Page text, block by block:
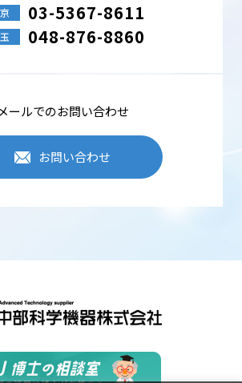
03-5367-8611
048-876-8860
メールでのお問い合わせ
お問い合わせ